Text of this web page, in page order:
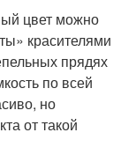
цвет можно
красителями
прядях
по всей
но
от такой